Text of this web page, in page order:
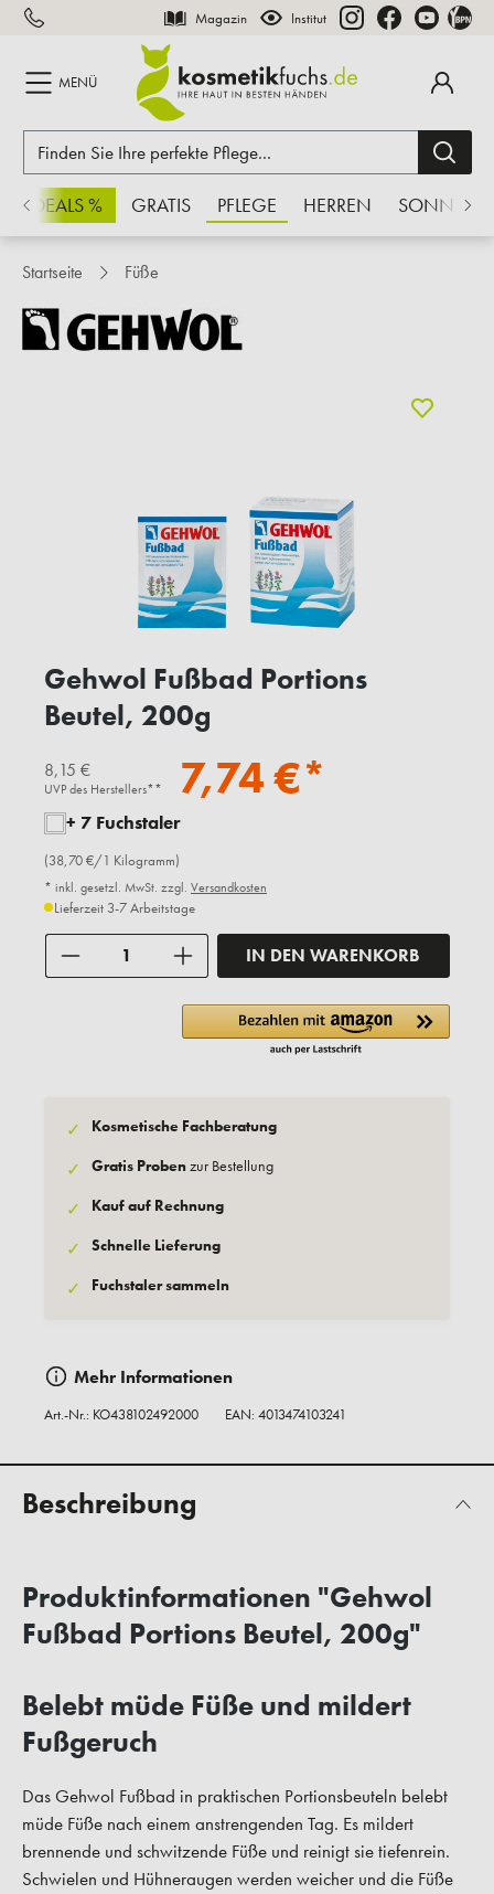
springen Magazin Institut
MENÜ
% GRATIS PFLEGE HERREN SONNE
Startseite Füße
Gehwol Fußbad Portions
Beutel, 200g
8,15 €
UVP des Herstellers** 7,74 €*
+ 7 Fuchstaler
(38,70 €/1 Kilogramm)
* inkl. gesetzl. MwSt. zzgl. Versandkosten
Lieferzeit 3-7 Arbeitstage
IN DEN WARENKORB
✓ Kosmetische Fachberatung
✓ Gratis Probenzur Bestellung
✓ Kauf auf Rechnung
✓ Schnelle Lieferung
✓ Fuchstaler sammeln
Mehr Informationen
Art.-Nr.: KO438102492000 EAN: 4013474103241
Beschreibung
Produktinformationen "Gehwol
Fußbad Portions Beutel, 200g"
Belebt müde Füße und mildert
Fußgeruch
Das Gehwol Fußbad in praktischen Portionsbeuteln belebt
müde Füße nach einem anstrengenden Tag. Es mildert
brennende und schwitzende Füße und reinigt sie tiefenrein.
Schwielen und Hühneraugen werden weicher und die Füße